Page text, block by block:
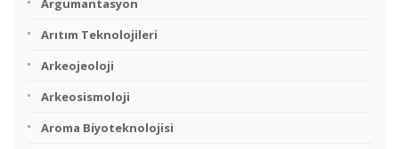
Argumantasyon
Arıtım Teknolojileri
Arkeojeoloji
Arkeosismoloji
Aroma Biyoteknolojisi